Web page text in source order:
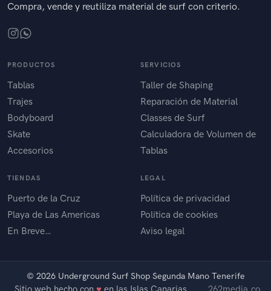
Compra, vende y reutiliza material de surf con criterio.
PRODUCTOS
Tablas
Trajes
Bodyboard
Skate
Accesorios
SERVICIOS
Taller de Shaping
Reparación de Material
Classes de Surf
Calculadora de Volumen de
Tablas
TIENDAS
Puerto de la Cruz
Playa de Las Americas
En Breve…
LEGAL
Política de privacidad
Política de cookies
Aviso legal
© 2026 Underground Surf Shop Segunda Mano Tenerife